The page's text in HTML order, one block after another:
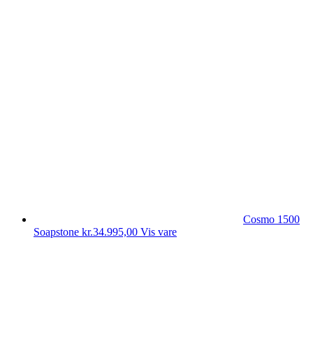
Cosmo 1500
Soapstone kr.34.995,00 Vis vare